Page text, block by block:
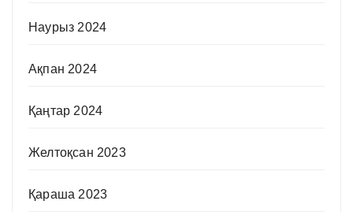
Наурыз 2024
Ақпан 2024
Қаңтар 2024
Желтоқсан 2023
Қараша 2023